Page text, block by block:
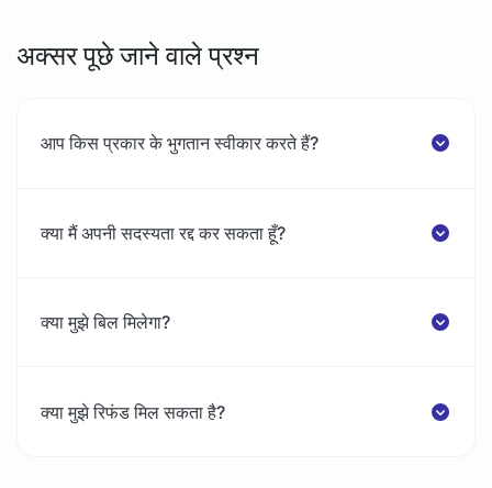
अक्सर पूछे जाने वाले प्रश्न
आप किस प्रकार के भुगतान स्वीकार करते हैं?
क्या मैं अपनी सदस्यता रद्द कर सकता हूँ?
क्या मुझे बिल मिलेगा?
क्या मुझे रिफंड मिल सकता है?